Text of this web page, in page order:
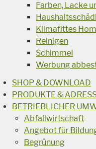
Farben, Lacke
Klimafittes
Reinigen
Schimmel
Werbung
SHOP & DOWNLOAD
PRODUKTE &
BETRIEBLICHER
Abfallwirtschaft
Angebot für
Begrünung